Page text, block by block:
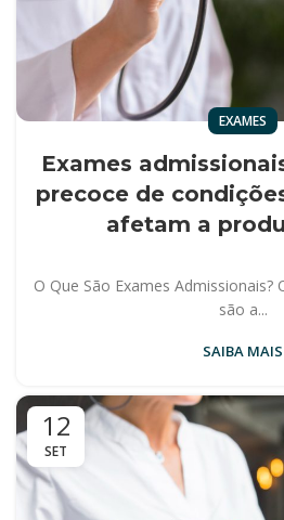
EXAMES
Exames
precoce de
afetam a
O Que São Exames Admissionais?
são a...
SAIBA MAIS
12
SET